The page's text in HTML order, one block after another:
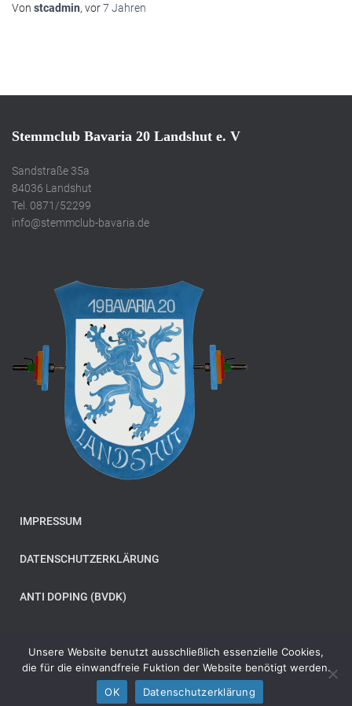
Von stcadmin, vor7 Jahren
Stemmclub Bavaria 20 Landshut e. V
Sandstraße 35a
84036 Landshut
Tel. 0871/52299
info@stemmclub-bavaria.de
IMPRESSUM
DATENSCHUTZERKLÄRUNG
ANTI DOPING (BVDK)
© Copyright 2024 Stemmclub Bavaria 20 Landshut e. V
Unsere Website benutzt ausschließlich essenzielle Cookies,
die für die einwandfreie Fuktion der Website benötigt werden.
OK
Datenschutzerklärung